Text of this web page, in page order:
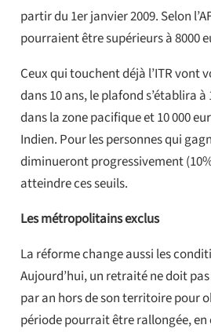
partir du 1er janvier 2009. Selon
pourraient être supérieurs à 8000
Ceux qui touchent déjà l’ITR vont
dans 10 ans, le plafond s’établira à
dans la zone pacifique et 10 000
Indien. Pour les personnes qui
diminueront progressivement
atteindre ces seuils.
Les métropolitains exclus
La réforme change aussi les
Aujourd’hui, un retraité ne doit
par an hors de son territoire pour
période pourrait être rallongée, en